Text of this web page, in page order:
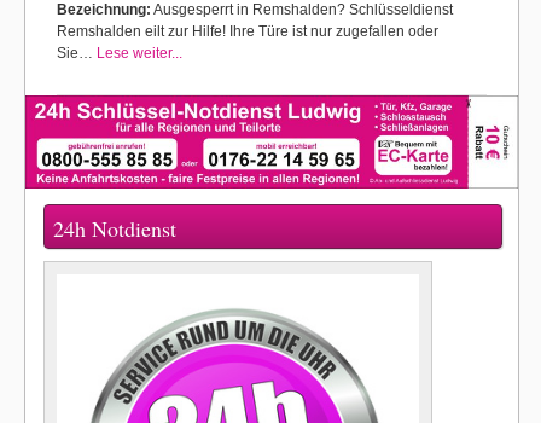
Bezeichnung: Ausgesperrt in Remshalden? Schlüsseldienst
Remshalden eilt zur Hilfe! Ihre Türe ist nur zugefallen oder
Sie… Lese weiter...
24h Notdienst